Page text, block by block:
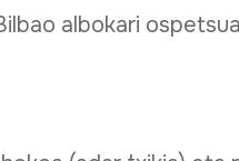
albokari